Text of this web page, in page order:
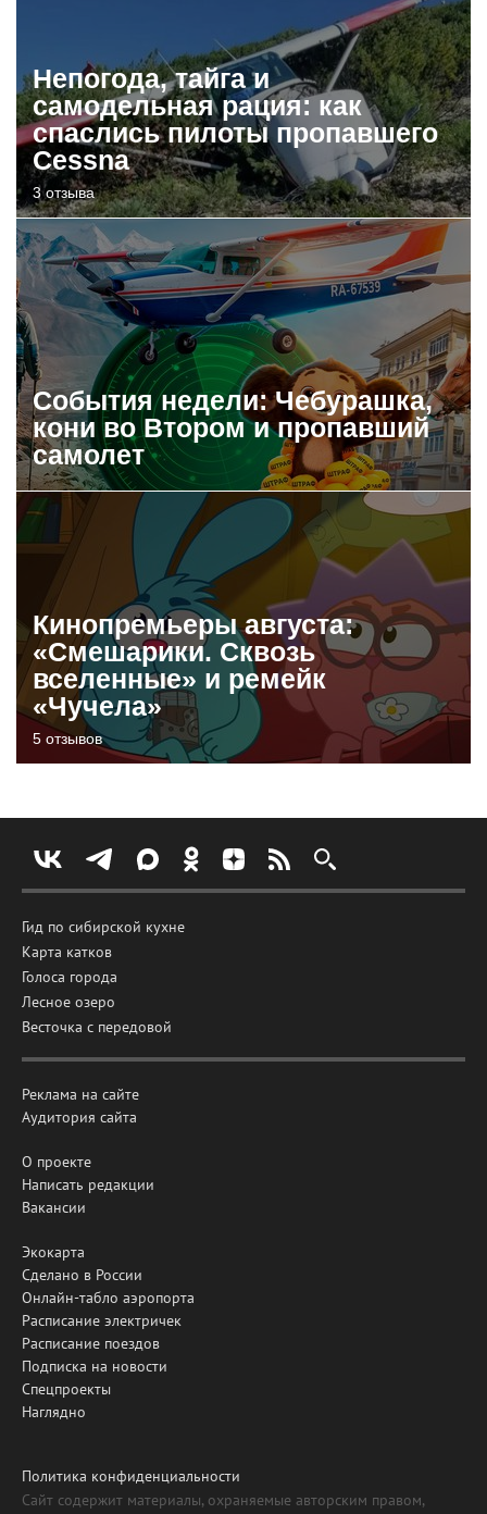
Непогода, тайга и
самодельная рация: как
спаслись пилоты пропавшего
Cessna
3 отзыва
События недели: Чебурашка,
кони во Втором и пропавший
самолет
Кинопремьеры августа:
«Смешарики. Сквозь
вселенные» и ремейк
«Чучела»
5 отзывов
Гид по сибирской кухне
Карта катков
Голоса города
Лесное озеро
Весточка с передовой
Реклама на сайте
Аудитория сайта
О проекте
Написать редакции
Вакансии
Экокарта
Сделано в России
Онлайн-табло аэропорта
Расписание электричек
Расписание поездов
Подписка на новости
Спецпроекты
Наглядно
Политика конфиденциальности
Сайт содержит материалы, охраняемые авторским правом,